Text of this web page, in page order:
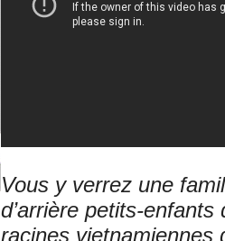
Vous y verrez une
d’arrière petits-
racines vietnamiennes